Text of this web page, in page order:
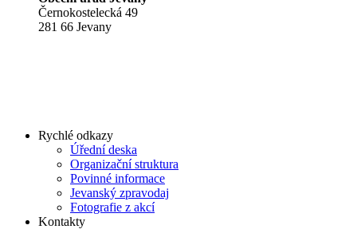
Černokostelecká 49
281 66 Jevany
Rychlé odkazy
Úřední deska
Organizační struktura
Povinné informace
Jevanský zpravodaj
Fotografie z akcí
Kontakty